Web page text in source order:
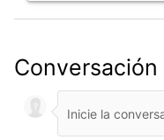
Conversación